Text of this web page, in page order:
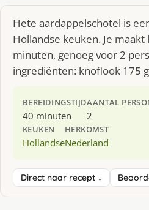
Hete aardappelschotel is
Hollandse keuken. Je
minuten, genoeg voor 2
ingrediënten: knoflook 175
BEREIDINGSTIJD
40 minuten
AANTAL
2
KEUKEN
Hollandse
HERKOMST
Nederland
Direct naar recept ↓